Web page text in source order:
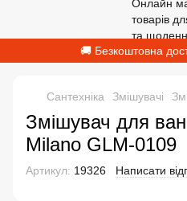
🚚 Безкоштовна
Сантехніка Змішувачі
Змішувач для
Milano GLM-0109
Артикул: 19326 Написати